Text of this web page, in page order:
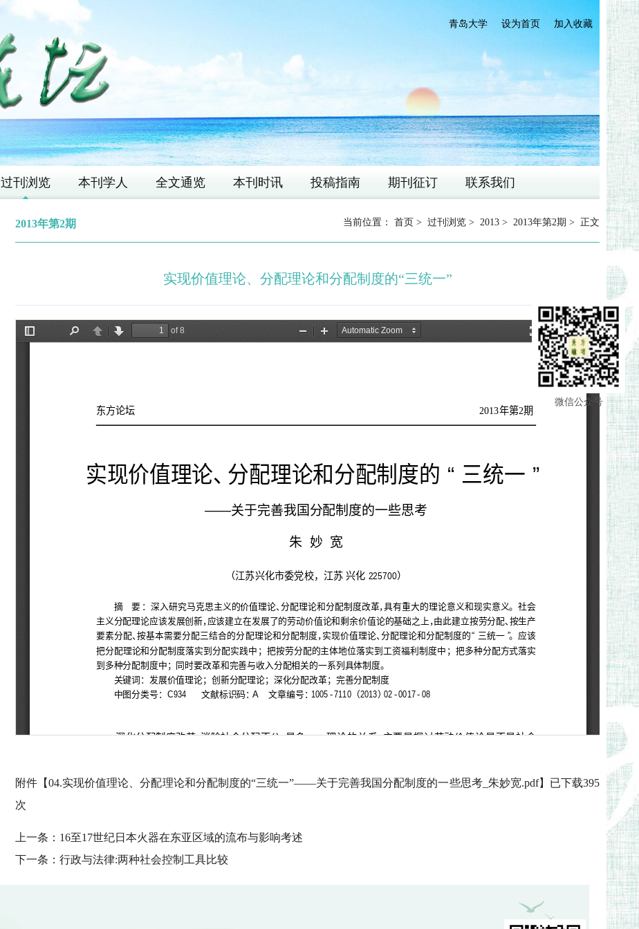
加入收藏
设为首页
青岛大学
过刊浏览 本刊学人 全文通览 本刊时讯 投稿指南 期刊征订 联系我们
微信公众号
2013年第2期 当前位置： 首页 > 过刊浏览 > 2013 > 2013年第2期 > 正文
实现价值理论、分配理论和分配制度的“三统一”
附件【04.实现价值理论、分配理论和分配制度的“三统一”——关于完善我国分配制度的一些思考_朱妙宽.pdf】已下载395
次
上一条： 16至17世纪日本火器在东亚区域的流布与影响考述
下一条： 行政与法律:两种社会控制工具比较